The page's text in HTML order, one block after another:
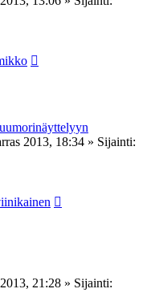
2013, 18:34 » Sijainti:
21:28 » Sijainti: